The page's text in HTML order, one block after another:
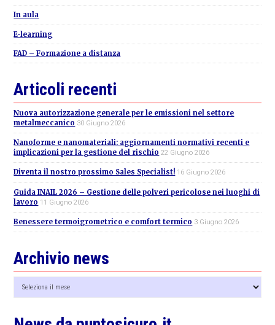
In aula
E-learning
FAD – Formazione a distanza
Articoli recenti
Nuova autorizzazione generale per le emissioni nel settore
metalmeccanico 30 Giugno 2026
Nanoforme e nanomateriali: aggiornamenti normativi recenti e
implicazioni per la gestione del rischio 22 Giugno 2026
Diventa il nostro prossimo Sales Specialist! 16 Giugno 2026
Guida INAIL 2026 – Gestione delle polveri pericolose nei luoghi di
lavoro 11 Giugno 2026
Benessere termoigrometrico e comfort termico 3 Giugno 2026
Archivio news
news